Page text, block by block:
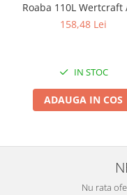
Articole antidaunatori
Unelte altoit
Unelte manuale de
Masini de maturat
Masini batut stalpi
Roaba 110L Wertcraft
158,48 Lei
IN STOC
ADAUGA IN COS
Nu rata